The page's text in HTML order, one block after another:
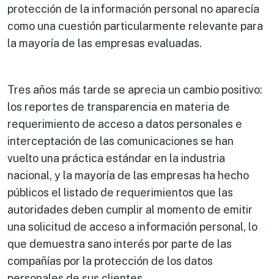
protección de la información personal no aparecía
como una cuestión particularmente relevante para
la mayoría de las empresas evaluadas.
​Tres años más tarde se aprecia un cambio positivo:
los reportes de transparencia en materia de
requerimiento de acceso a datos personales e
interceptación de las comunicaciones se han
vuelto una práctica estándar en la industria
nacional, y la mayoría de las empresas ha hecho
públicos el listado de requerimientos que las
autoridades deben cumplir al momento de emitir
una solicitud de acceso a información personal, lo
que demuestra sano interés por parte de las
compañías por la protección de los datos